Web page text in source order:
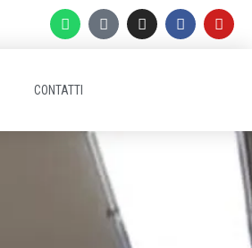
CONTATTI